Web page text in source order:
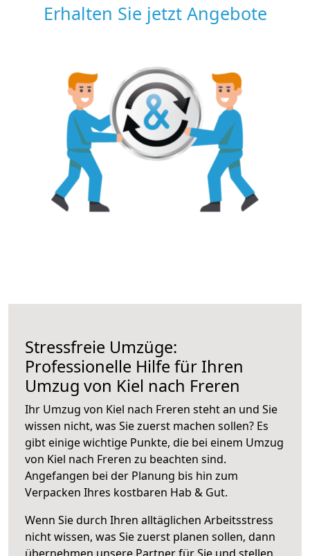
Erhalten Sie jetzt Angebote
Stressfreie Umzüge:
Professionelle Hilfe für Ihren
Umzug von Kiel nach Freren
Ihr Umzug von Kiel nach Freren steht an und Sie
wissen nicht, was Sie zuerst machen sollen? Es
gibt einige wichtige Punkte, die bei einem Umzug
von Kiel nach Freren zu beachten sind.
Angefangen bei der Planung bis hin zum
Verpacken Ihres kostbaren Hab & Gut.
Wenn Sie durch Ihren alltäglichen Arbeitsstress
nicht wissen, was Sie zuerst planen sollen, dann